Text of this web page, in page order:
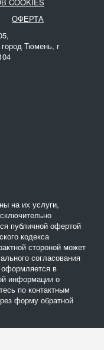
доставить сырье до
перевозить
массовой
маяками,
автомобили о
в обязательном
которая нанесена
ОФЕРТА
Тюмень, г
на их услуги,
публичной офертой
кодекса
стороной может
согласования
оформляется в
информации о
по контактным
форму обратной